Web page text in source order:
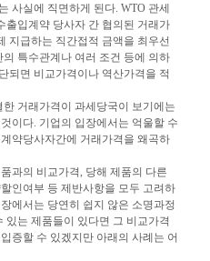
사실에 직면하게 된다. WTO 관세
출입계약 당사자 간 협의된 거래가
지급하는 직간접적 금액을 최우선
특수관계나 여러 조건 등에 의하
되면 비교가격이나 역산가격을 적
거래가격이 과세당국이 보기에는
이다. 기업의 입장에서는 억울할 수
약당사자간에 거래가격을 왜곡하
과의 비교가격, 당해 제품의 다른
인여부 등 제반사항을 모두 고려하
에서는 당연히 쉽지 않은 소명과정
있는 제품들이 있다면 그 비교가격
증할 수 있겠지만 아래의 사례는 어